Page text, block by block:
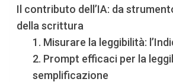
Il contributo dell’IA: da
della scrittura
1. Misurare la leggibilità:
2. Prompt efficaci per la
semplificazione